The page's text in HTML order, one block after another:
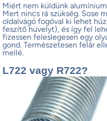
Miért nem küldünk
Mert nincs rá szükség. Sose
oldalvágó fogóval ki lehet
feszítő hüvelyt), és így fel
fizessen feleslegesen egy
gond. Természetesen felár
mellé.
L722 vagy R722?